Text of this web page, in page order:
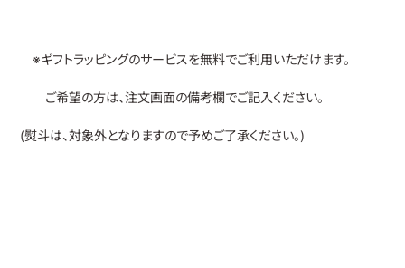
※ギフトラッピングのサービスを無料でご利用いただけます。
ご希望の方は、注文画面の備考欄でご記入ください。
(熨斗は、対象外となりますので予めご了承ください。)